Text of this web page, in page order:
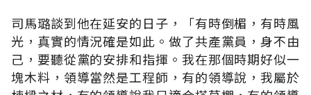
司馬璐談到他在延安的日子，「有時倒楣，有時風
光，真實的情況確是如此。做了共產黨員，身不由
己，要聽從黨的安排和指揮。我在那個時期好似一
塊木料，領導當然是工程師，有的領導說，我屬於